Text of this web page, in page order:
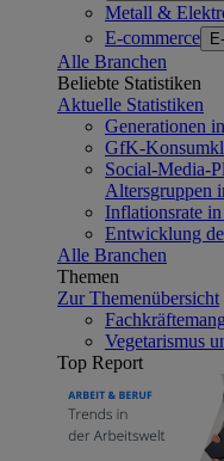
Metall &
E-commerce
Alle Branchen
Beliebte Statistiken
Aktuelle Statistiken
Generationen
GfK-
Social-Media-
Altersgruppen
Inflationsrate
Entwicklung
Alle Branchen
Themen
Zur Themenübersicht
Vegetarismus
Top Report